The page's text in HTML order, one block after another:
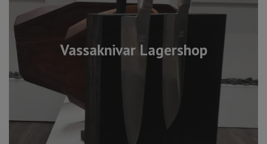
Vassaknivar Lagershop